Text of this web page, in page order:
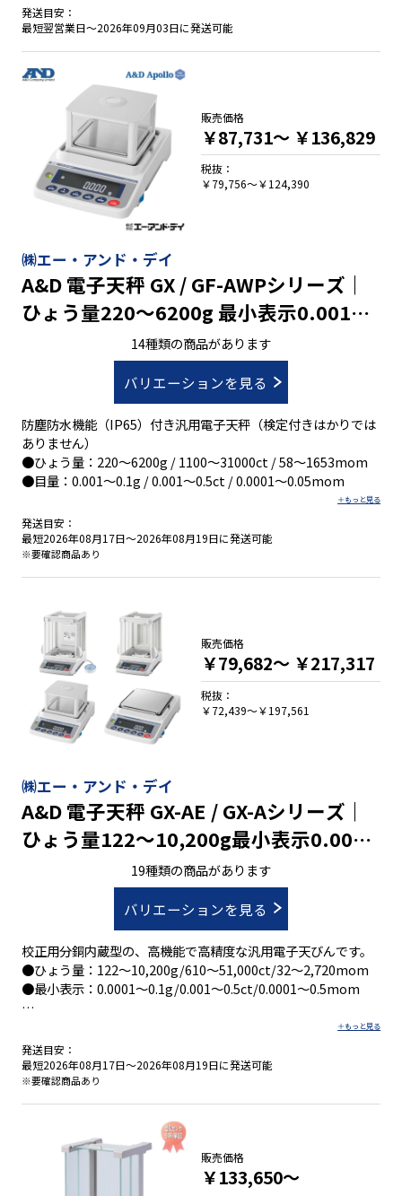
・計量モード：重量・個数・％
・ＲＳ-２３２Ｃ標準装備
発送目安：
最短翌営業日～2026年09月03日に発送可能
㈱エー・アンド・デイ
A&D 電子天秤 GX / GF-AWPシリーズ｜
ひょう量220～6200g 最小表示0.001～
14種類の商品があります
バリエーションを見る
防塵防水機能（IP65）付き汎用電子天秤（検定付きはかりでは
ありません）
●ひょう量：220～6200g / 1100～31000ct / 58～1653mom
●目量：0.001～0.1g / 0.001～0.5ct / 0.0001～0.05mom
発送目安：
最短2026年08月17日～2026年08月19日に発送可能
※要確認商品あり
販売価格
￥87,731～ ￥136,829
税抜：
￥79,756～￥124,390
㈱エー・アンド・デイ
A&D 電子天秤 GX-AE / GX-Aシリーズ｜
ひょう量122～10,200g最小表示0.0001
～0.1g｜校正用分銅内蔵型
19種類の商品があります
バリエーションを見る
校正用分銅内蔵型の、高機能で高精度な汎用電子天びんです。
●ひょう量：122～10,200g/610～51,000ct/32～2,720mom
●最小表示：0.0001～0.1g/0.001～0.5ct/0.0001～0.5mom
●生産ラインへ組込み時の衝撃を確認できる衝撃検出機能ＩＳ
Ｄ
●荷重の変化を[流量]として計算、天びん単体で高精度の流量
測定が可能な 流量測定機能ＦＲＤ
●天びんの繰り返し性・最小計量値の確認に電子制御荷重(自己
点検)機能ＥＣＬ
●ＲＳ-２３２ＣとＵＳＢの２ch出力標準装備で２つの機器に同
発送目安：
最短2026年08月17日～2026年08月19日に発送可能
※要確認商品あり
販売価格
￥79,682～ ￥217,317
税抜：
￥72,439～￥197,561
販売価格
￥133,650～